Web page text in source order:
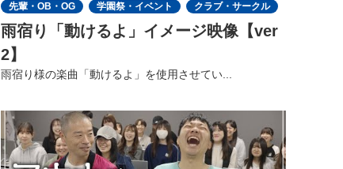
先輩・OB・OG
学園祭・イベント クラブ・サークル
雨宿り「動けるよ」イメージ映像【ver
2】
雨宿り様の楽曲「動けるよ」を使用させてい...